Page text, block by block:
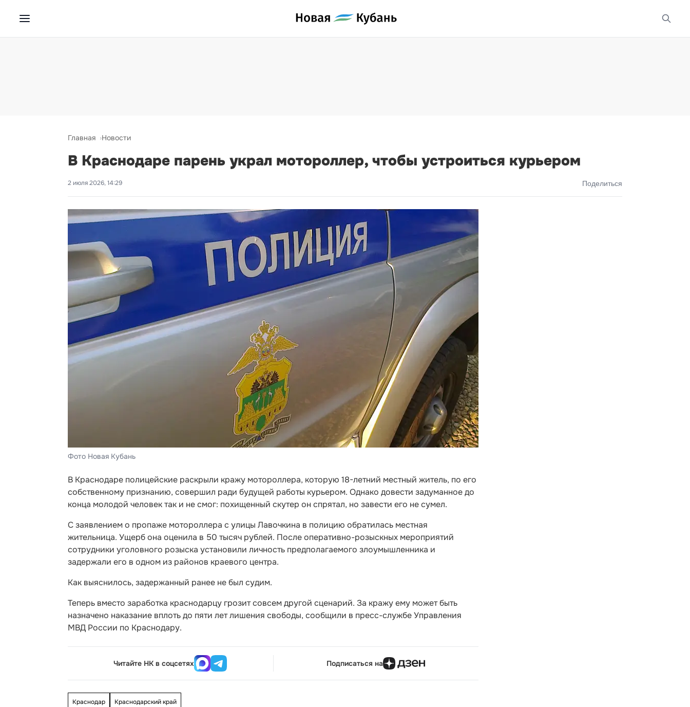
Главная Новости
В Краснодаре парень украл мотороллер, чтобы устроиться курьером
2 июля 2026, 14:29 Поделиться
Фото Новая Кубань
В Краснодаре полицейские раскрыли кражу мотороллера, которую 18-летний местный житель, по его
собственному признанию, совершил ради будущей работы курьером. Однако довести задуманное до
конца молодой человек так и не смог: похищенный скутер он спрятал, но завести его не сумел.
С заявлением о пропаже мотороллера с улицы Лавочкина в полицию обратилась местная
жительница. Ущерб она оценила в 50 тысяч рублей. После оперативно-розыскных мероприятий
сотрудники уголовного розыска установили личность предполагаемого злоумышленника и
задержали его в одном из районов краевого центра.
Как выяснилось, задержанный ранее не был судим.
Теперь вместо заработка краснодарцу грозит совсем другой сценарий. За кражу ему может быть
назначено наказание вплоть до пяти лет лишения свободы, сообщили в пресс-службе Управления
МВД России по Краснодару.
Читайте НК в соцсетях Подписаться на
Краснодар Краснодарский край